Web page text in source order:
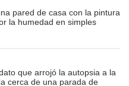
pared de casa con la pintura
la humedad en simples
que arrojó la autopsia a la
cerca de una parada de